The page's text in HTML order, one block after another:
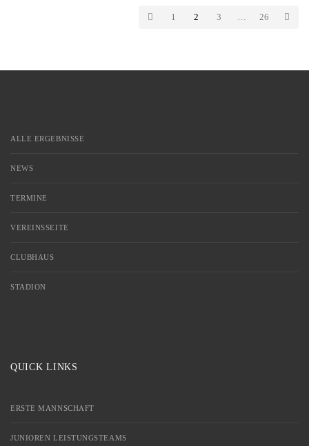
1 2 3 26
ALLE ERGEBNISSE
NEWS
TERMINE
VEREINSSEITE
CLUBHAUS
STADION
QUICK LINKS
ERSTE MANNSCHAFT
JUNIOREN LEISTUNGSTEAMS